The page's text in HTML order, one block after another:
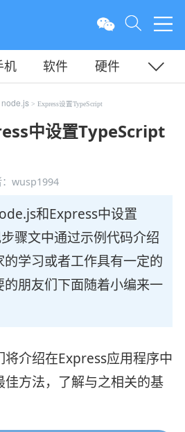
机 软件
硬件
器
node.js> Express设置TypeScript
中设置TypeScript
wusp1994
和Express中设置
骤文中通过示例代码介绍
学习或者工作具有一定的
朋友们下面随着小编来一
介绍在Express应用程序中
方法，了解与之相关的基